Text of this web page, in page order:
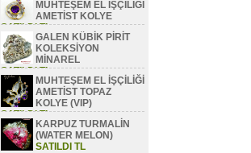
MUHTEŞEM EL İŞÇİLİĞİ
AMETİST KOLYE
SATILDI TL
GALEN KÜBİK PİRİT
KOLEKSİYON
MİNAREL
SATILDI TL
MUHTEŞEM EL İŞÇİLİĞİ
AMETİST TOPAZ
KOLYE (VIP)
SATILDI TL
KARPUZ TURMALİN
(WATER MELON)
SATILDI TL